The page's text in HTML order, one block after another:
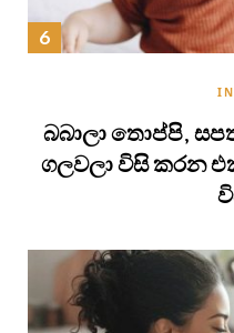
බබාලා තොප්පි,
ගලවලා විසි කරන